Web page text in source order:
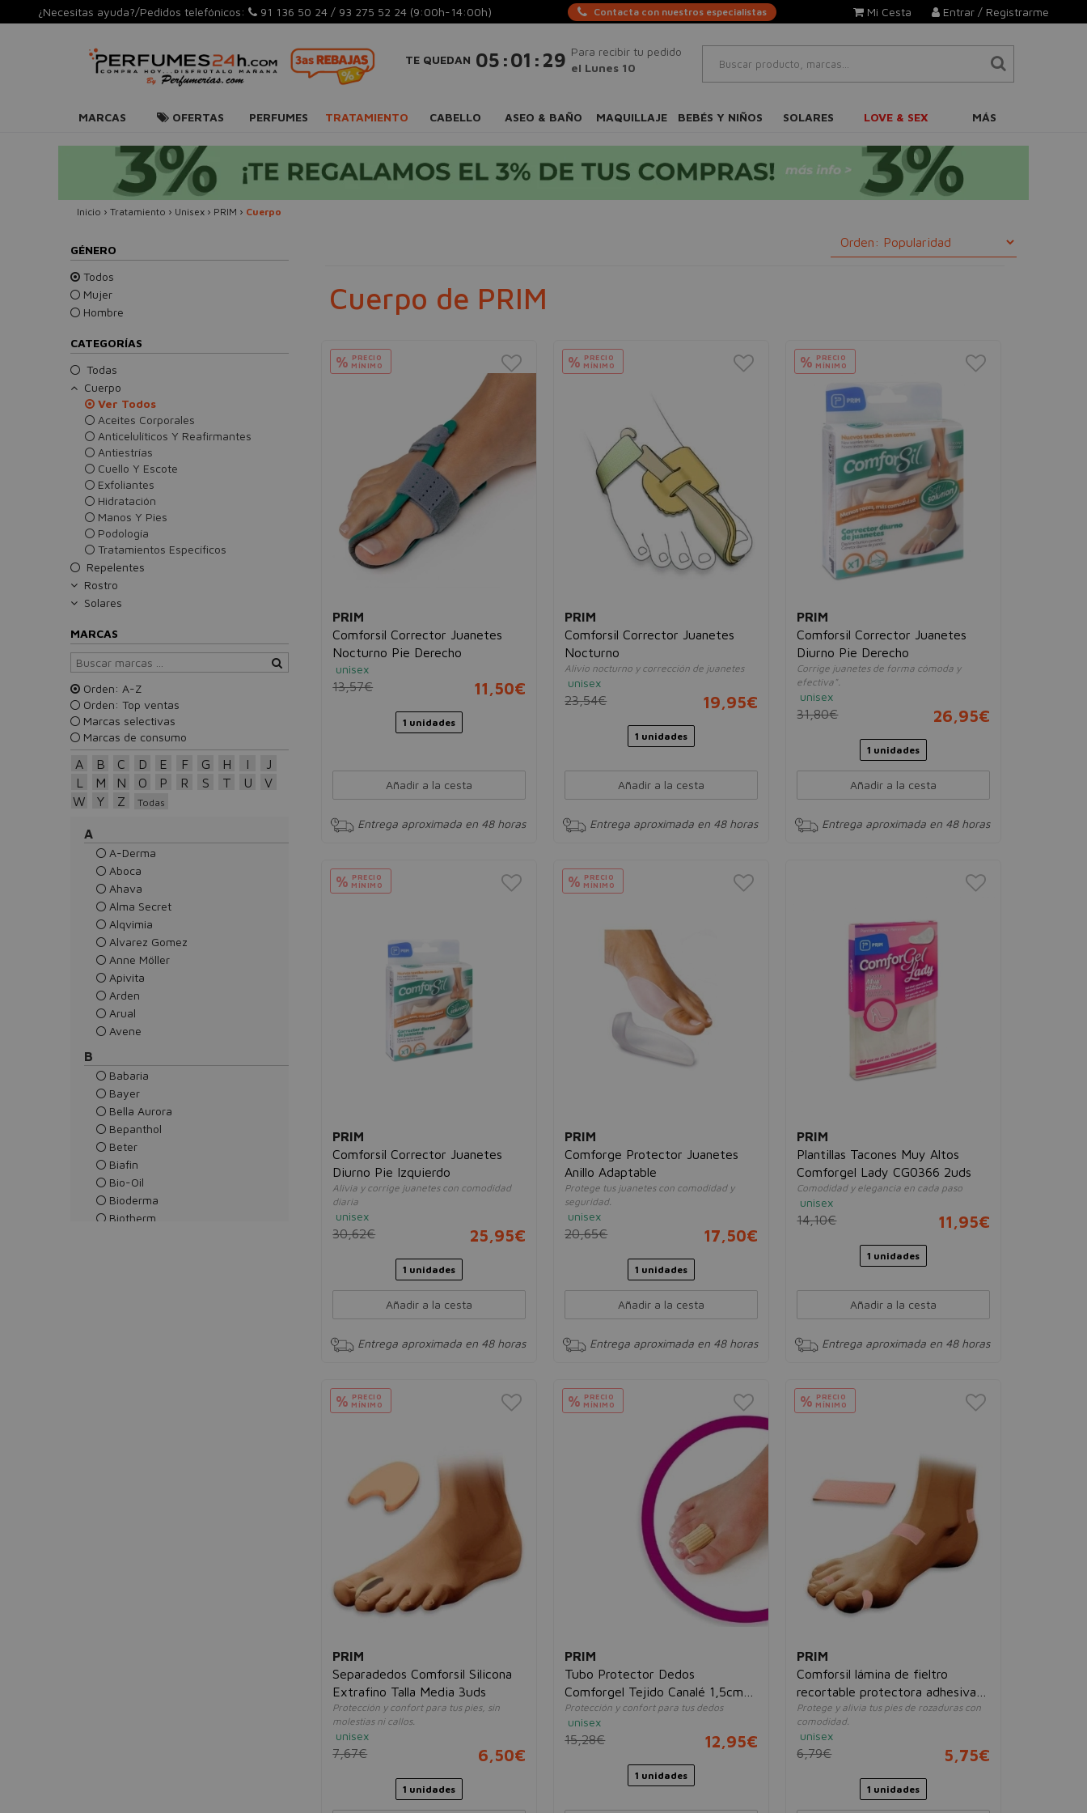
¿Necesitas ayuda?/Pedidos telefónicos: 91 136 50 24 / 93 275 52 24 (9:00h-14:00h) Contacta con nuestros especialistas Entrar / Registrarme
Mi Cesta
TE QUEDAN 05 :01 : 28 Para recibir tu pedido
el Lunes 10
MARCAS OFERTAS PERFUMES TRATAMIENTO CABELLO ASEO & BAÑO MAQUILLAJE BEBÉS Y NIÑOS SOLARES LOVE & SEX MÁS
Inicio › Tratamiento › Unisex › PRIM › Cuerpo
GÉNERO
Todos
Mujer
Hombre
CATEGORÍAS
Todas
Cuerpo
Ver Todos
Aceites Corporales
Anticelulíticos Y Reafirmantes
Antiestrías
Cuello Y Escote
Exfoliantes
Hidratación
Manos Y Pies
Podología
Tratamientos Específicos
Repelentes
Rostro
Solares
MARCAS
Orden: A-Z
Orden: Top ventas
Marcas selectivas
Marcas de consumo
A B C D E F G H I
J
L
M N O P R S T U
V
W
Y Z Todas
A
A-Derma
Aboca
Ahava
Alma Secret
Alqvimia
Alvarez Gomez
Anne Möller
Apivita
Arden
Arual
Avene
B
Babaria
Bayer
Bella Aurora
Bepanthol
Beter
Biafin
Bio-Oil
Bioderma
Biotherm
Cuerpo de PRIM
% PRECIO
MÍNIMO
PRIM
Comforsil Corrector Juanetes
Nocturno Pie Derecho
unisex
13,57€ 11,50€
1 unidades
Añadir a la cesta
Entrega aproximada en 48 horas
% PRECIO
MÍNIMO
PRIM
Comforsil Corrector Juanetes
Nocturno
Alivio nocturno y corrección de juanetes
unisex
23,54€ 19,95€
1 unidades
Añadir a la cesta
Entrega aproximada en 48 horas
% PRECIO
MÍNIMO
PRIM
Comforsil Corrector Juanetes
Diurno Pie Derecho
Corrige juanetes de forma cómoda y
efectiva".
unisex
31,80€ 26,95€
1 unidades
Añadir a la cesta
Entrega aproximada en 48 horas
% PRECIO
MÍNIMO
PRIM
Comforsil Corrector Juanetes
Diurno Pie Izquierdo
Alivia y corrige juanetes con comodidad
diaria
unisex
30,62€ 25,95€
1 unidades
Añadir a la cesta
Entrega aproximada en 48 horas
% PRECIO
MÍNIMO
PRIM
Comforge Protector Juanetes
Anillo Adaptable
Protege tus juanetes con comodidad y
seguridad.
unisex
20,65€ 17,50€
1 unidades
Añadir a la cesta
Entrega aproximada en 48 horas
PRIM
Plantillas Tacones Muy Altos
Comforgel Lady CG0366 2uds
Comodidad y elegancia en cada paso
unisex
14,10€ 11,95€
1 unidades
Añadir a la cesta
Entrega aproximada en 48 horas
% PRECIO
MÍNIMO
PRIM
Separadedos Comforsil Silicona
Extrafino Talla Media 3uds
Protección y confort para tus pies, sin
molestias ni callos.
unisex
7,67€ 6,50€
1 unidades
% PRECIO
MÍNIMO
PRIM
Tubo Protector Dedos
Comforgel Tejido Canalé 1,5cmØ
2uds
Protección y confort para tus dedos
unisex
15,28€ 12,95€
1 unidades
% PRECIO
MÍNIMO
PRIM
Comforsil lámina de fieltro
recortable protectora adhesiva
22 x 7 cm
Protege y alivia tus pies de rozaduras con
comodidad.
unisex
6,79€ 5,75€
1 unidades